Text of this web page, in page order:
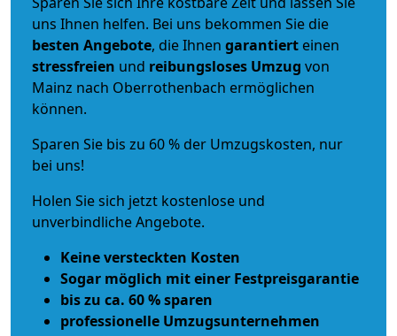
uns Ihnen helfen. Bei uns bekommen Sie die
besten Angebote, die Ihnen garantiert einen
stressfreien und reibungsloses Umzug von
Mainz nach Oberrothenbach ermöglichen
können.
Sparen Sie bis zu 60 % der Umzugskosten, nur
bei uns!
Holen Sie sich jetzt kostenlose und
unverbindliche Angebote.
Keine versteckten Kosten
Sogar möglich mit einer Festpreisgarantie
bis zu ca. 60 % sparen
professionelle Umzugsunternehmen